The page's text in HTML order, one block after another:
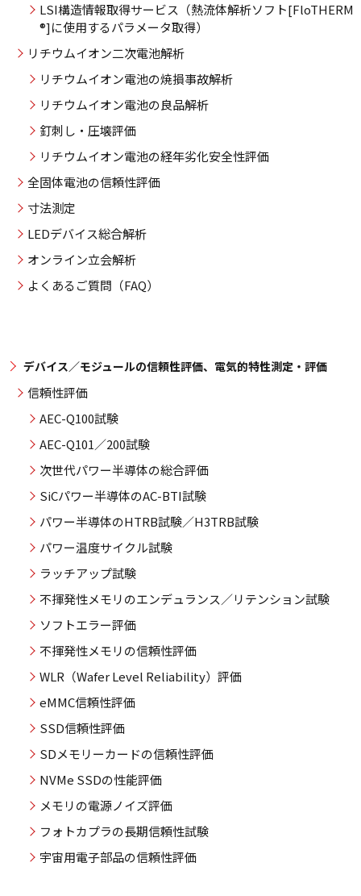
LSI構造情報取得サービス（熱流体解析ソフト[FloTHERM
®]に使用するパラメータ取得）
リチウムイオン二次電池解析
リチウムイオン電池の焼損事故解析
リチウムイオン電池の良品解析
釘刺し・圧壊評価
リチウムイオン電池の経年劣化安全性評価
全固体電池の信頼性評価
寸法測定
LEDデバイス総合解析
オンライン立会解析
よくあるご質問（FAQ）
デバイス／モジュールの信頼性評価、電気的特性測定・評価
信頼性評価
AEC-Q100試験
AEC-Q101／200試験
次世代パワー半導体の総合評価
SiCパワー半導体のAC-BTI試験
パワー半導体のHTRB試験／H3TRB試験
パワー温度サイクル試験
ラッチアップ試験
不揮発性メモリのエンデュランス／リテンション試験
ソフトエラー評価
不揮発性メモリの信頼性評価
WLR（Wafer Level Reliability）評価
eMMC信頼性評価
SSD信頼性評価
SDメモリーカードの信頼性評価
NVMe SSDの性能評価
メモリの電源ノイズ評価
フォトカプラの長期信頼性試験
宇宙用電子部品の信頼性評価